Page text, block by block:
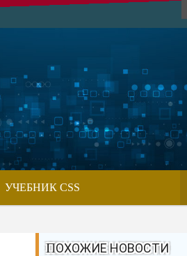
УЧЕБНИК CSS
ПОХОЖИЕ НОВОСТИ